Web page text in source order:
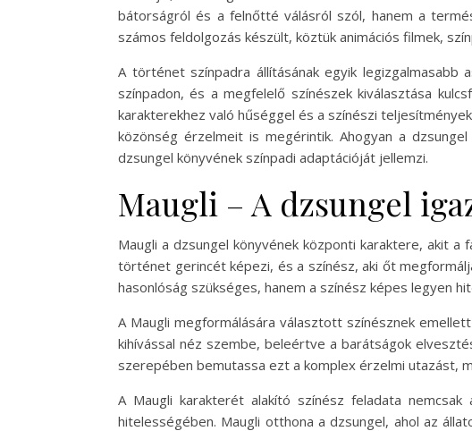
bátorságról és a felnőtté válásról szól, hanem a
számos feldolgozás készült, köztük animációs filmek,
A történet színpadra állításának egyik legizgalmasabb
színpadon, és a megfelelő színészek kiválasztása
karakterekhez való hűséggel és a színészi
közönség érzelmeit is megérintik. Ahogyan a
dzsungel könyvének színpadi adaptációját jellemzi.
Maugli – A dzsungel
Maugli a dzsungel könyvének központi karaktere, akit
történet gerincét képezi, és a színész, aki őt
hasonlóság szükséges, hanem a színész képes legyen
A Maugli megformálására választott színésznek
kihívással néz szembe, beleértve a barátságok
szerepében bemutassa ezt a komplex érzelmi utazást,
A Maugli karakterét alakító színész feladata
hitelességében. Maugli otthona a dzsungel, ahol az